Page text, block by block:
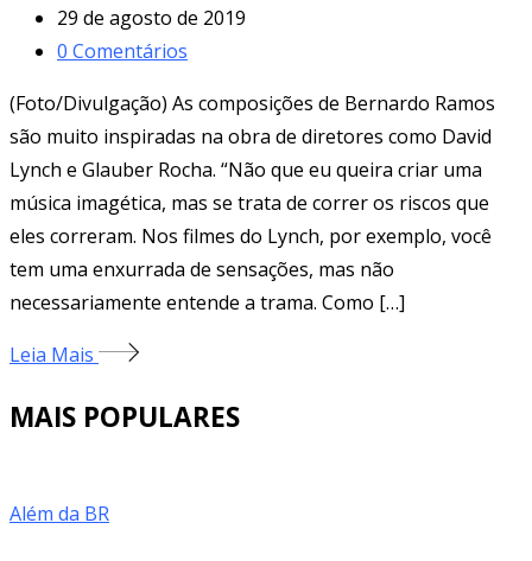
29 de agosto de 2019
0 Comentários
(Foto/Divulgação) As composições de Bernardo Ramos
são muito inspiradas na obra de diretores como David
Lynch e Glauber Rocha. “Não que eu queira criar uma
música imagética, mas se trata de correr os riscos que
eles correram. Nos filmes do Lynch, por exemplo, você
tem uma enxurrada de sensações, mas não
necessariamente entende a trama. Como […]
Leia Mais
MAIS POPULARES
Além da BR